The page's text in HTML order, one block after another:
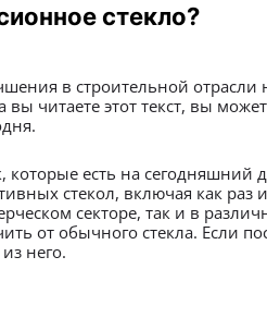
стекло?
в строительной
читаете этот текст, вы
есть на
стекол, включая как
секторе, так и в
от обычного стекла. Если
него.